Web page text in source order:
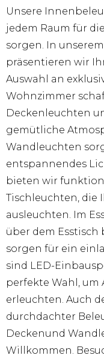
Unsere
jedem Raum für
sorgen. In
präsentieren wir
Auswahl an
Wohnzimmer
Deckenleuchten
gemütliche
Wandleuchten
entspannendes
bieten wir
Tischleuchten, die
ausleuchten. Im
über dem Esstisch
sorgen für ein
sind LED-
perfekte Wahl, um
erleuchten. Auch
durchdachter
Deckenund
Willkommen.